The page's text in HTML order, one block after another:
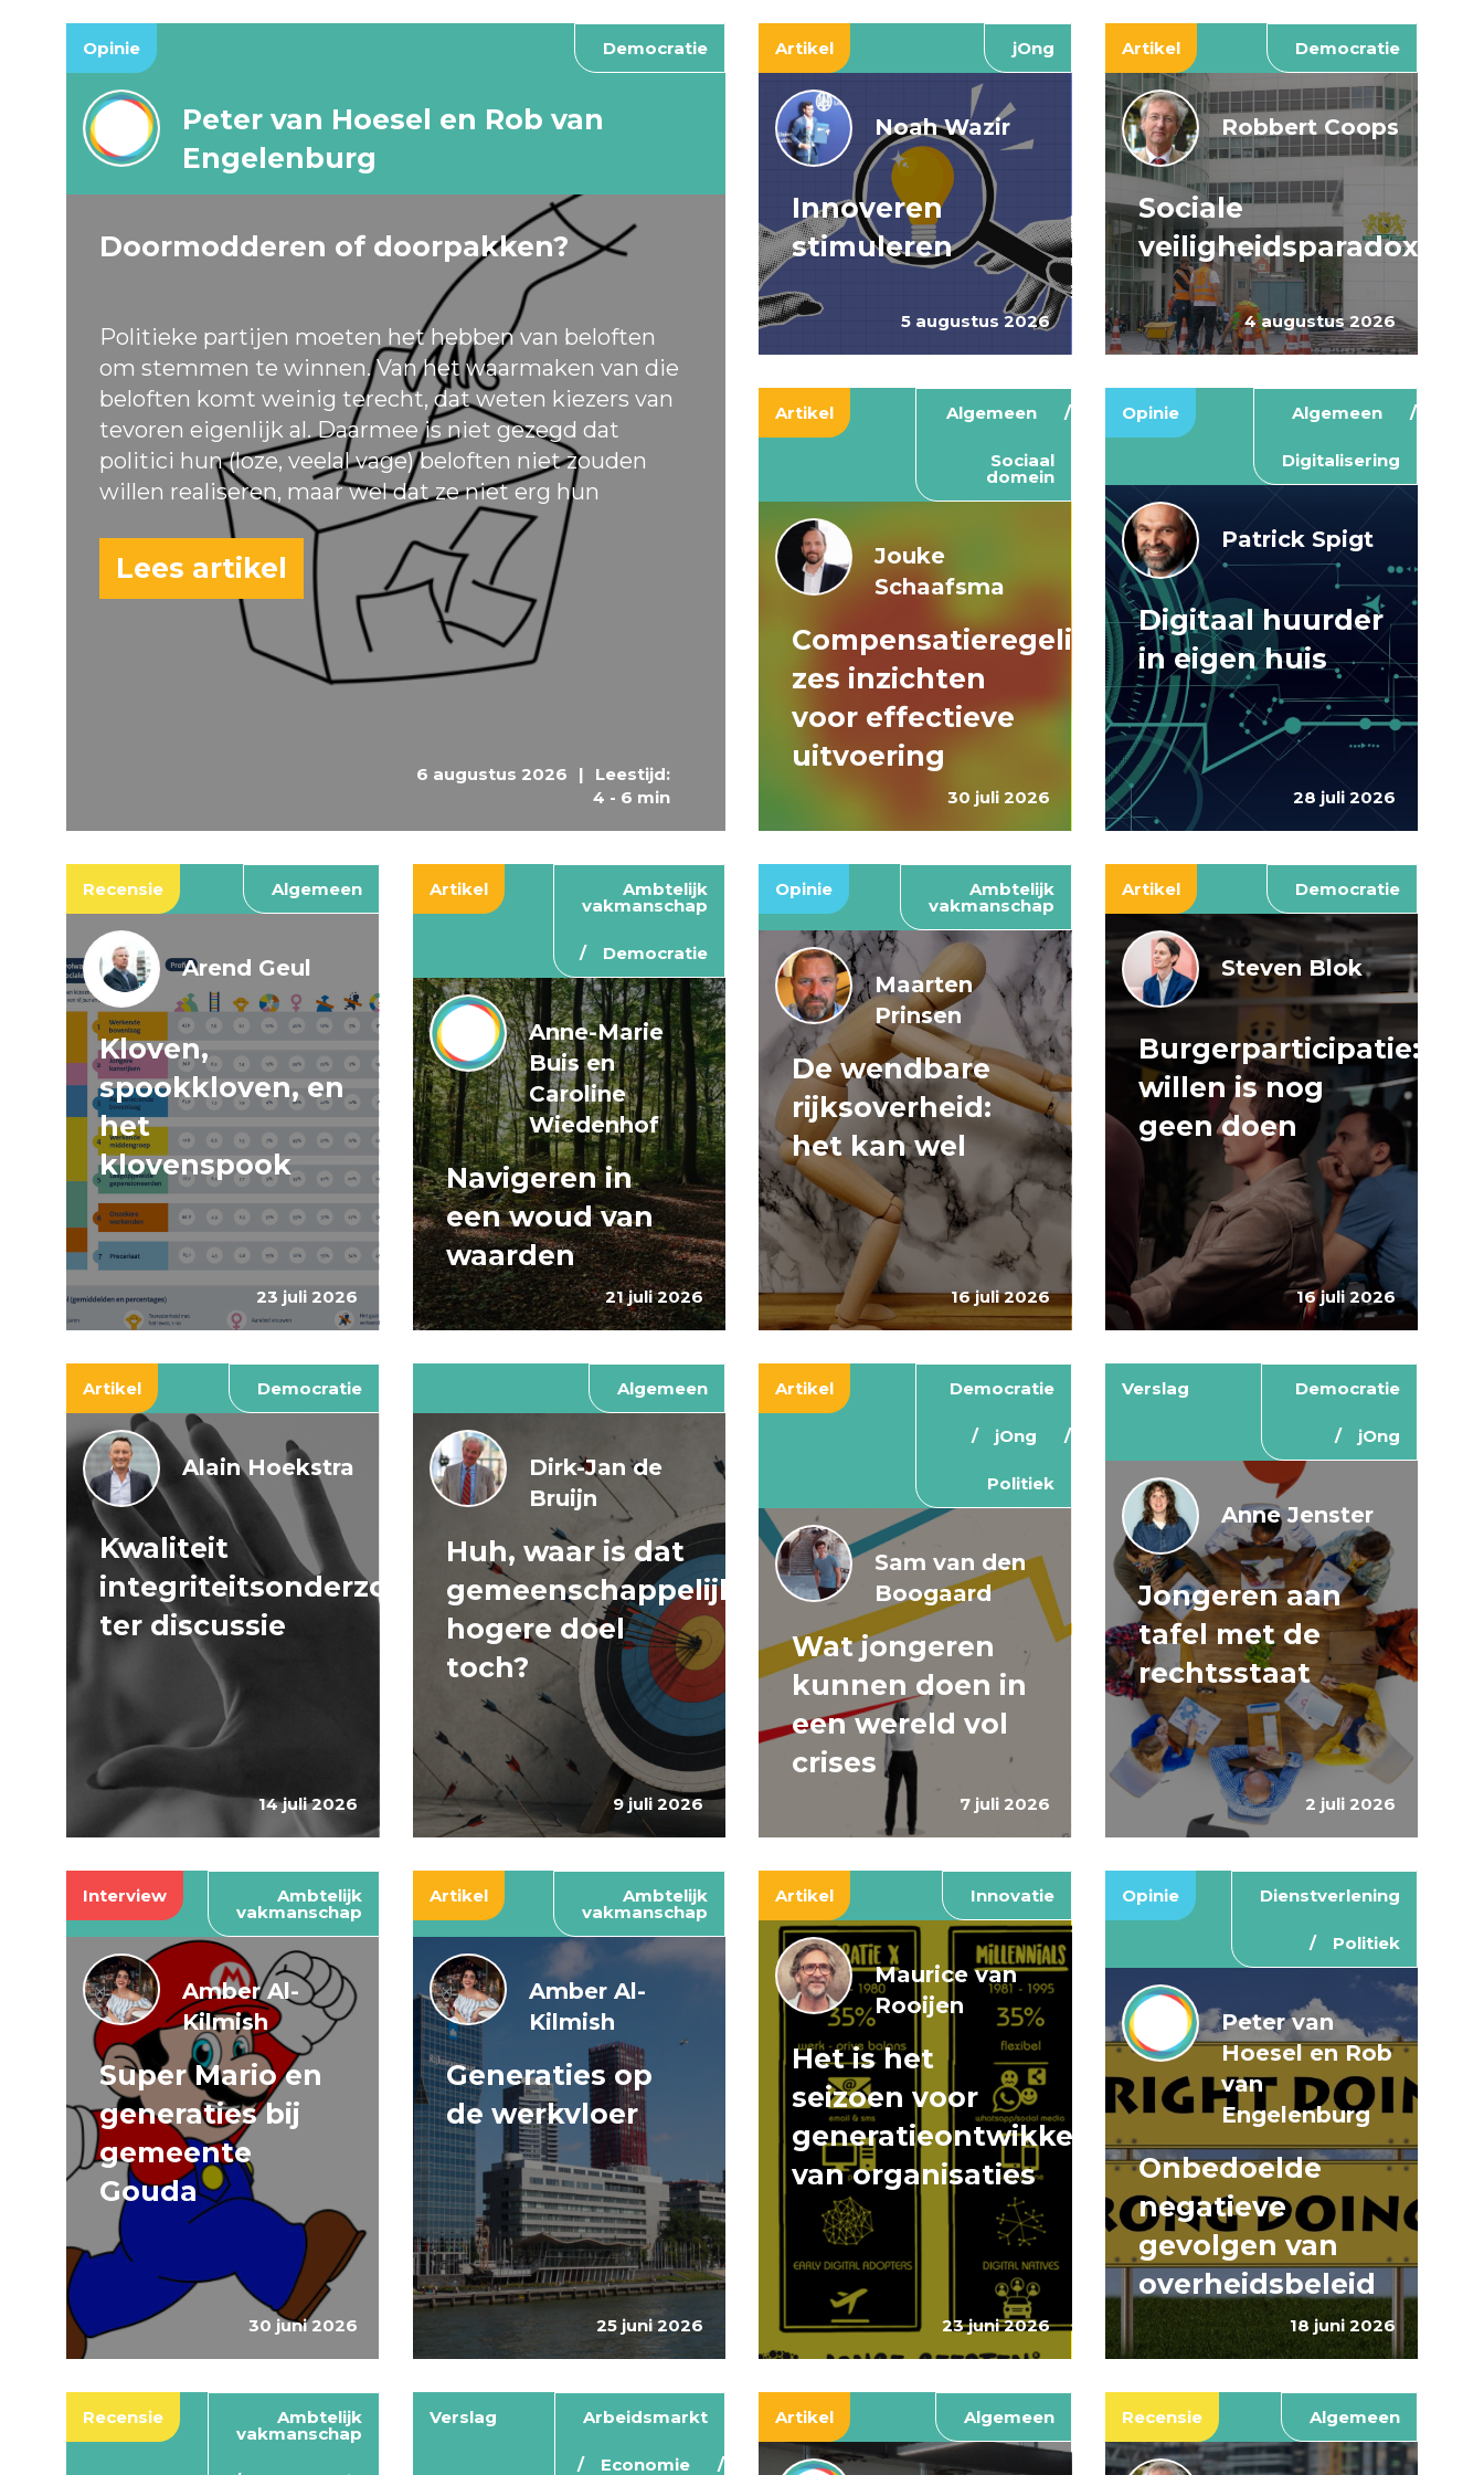
Opinie Democratie
6 augustus 2026 |
Leestijd:
4 - 6 min
Peter van Hoesel en Rob van
Engelenburg
Doormodderen of doorpakken?
Politieke partijen moeten het hebben van beloften
om stemmen te winnen. Van het waarmaken van die
beloften komt weinig terecht, dat weten kiezers van
tevoren eigenlijk al. Daarmee is niet gezegd dat
politici hun (loze, veelal vage) beloften niet zouden
willen realiseren, maar wel dat ze niet erg hun
Lees artikel
Artikel jOng
5 augustus 2026
Noah Wazir
Innoveren
stimuleren
Artikel Democratie
4 augustus 2026
Robbert Coops
Sociale
veiligheidsparadox
Artikel Algemeen
Sociaal
domein
30 juli 2026
Jouke
Schaafsma
Compensatieregelingen:
zes inzichten
voor effectieve
uitvoering
Opinie Algemeen
Digitalisering
28 juli 2026
Patrick Spigt
Digitaal huurder
in eigen huis
Recensie Algemeen
23 juli 2026
Arend Geul
Kloven,
spookkloven, en
het
klovenspook
Artikel Ambtelijk
vakmanschap
Democratie
21 juli 2026
Anne-Marie
Buis en
Caroline
Wiedenhof
Navigeren in
een woud van
waarden
Opinie Ambtelijk
vakmanschap
16 juli 2026
Maarten
Prinsen
De wendbare
rijksoverheid:
het kan wel
Artikel Democratie
16 juli 2026
Steven Blok
Burgerparticipatie:
willen is nog
geen doen
Artikel Democratie
14 juli 2026
Alain Hoekstra
Kwaliteit
integriteitsonderzoeken
ter discussie
Algemeen
9 juli 2026
Dirk-Jan de
Bruijn
Huh, waar is dat
gemeenschappelijke
hogere doel
toch?
Artikel Democratie
jOng
Politiek
7 juli 2026
Sam van den
Boogaard
Wat jongeren
kunnen doen in
een wereld vol
crises
Verslag Democratie
jOng
2 juli 2026
Anne Jenster
Jongeren aan
tafel met de
rechtsstaat
Interview Ambtelijk
vakmanschap
30 juni 2026
Amber Al-
Kilmish
Super Mario en
generaties bij
gemeente
Gouda
Artikel Ambtelijk
vakmanschap
25 juni 2026
Amber Al-
Kilmish
Generaties op
de werkvloer
Artikel Innovatie
23 juni 2026
Maurice van
Rooijen
Het is het
seizoen voor
generatieontwikkeling
van organisaties
Opinie Dienstverlening
Politiek
18 juni 2026
Peter van
Hoesel en Rob
van
Engelenburg
Onbedoelde
negatieve
gevolgen van
overheidsbeleid
Recensie Ambtelijk
vakmanschap
Verslag Arbeidsmarkt
Economie
Artikel Algemeen Recensie Algemeen